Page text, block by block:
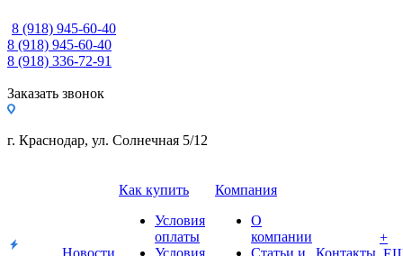
8 (918) 945-60-40
8 (918) 945-60-40
8 (918) 336-72-91
Заказать звонок
г. Краснодар, ул. Солнечная 5/12
Новости
Как купить
Условия
оплаты
Условия
Компания
О
компании
Статьи и
Контакты
+